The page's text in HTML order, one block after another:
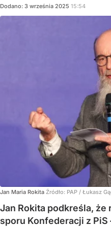
Dodano: 3 września 2025 15:54
Jan Maria Rokita Źródło: PAP / Łukasz
Jan Rokita podkreśla,
sporu Konfederacji z